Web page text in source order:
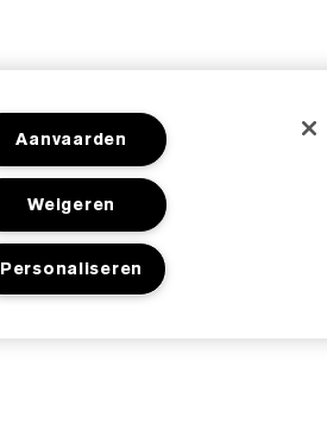
Aanvaarden
Weigeren
Personaliseren